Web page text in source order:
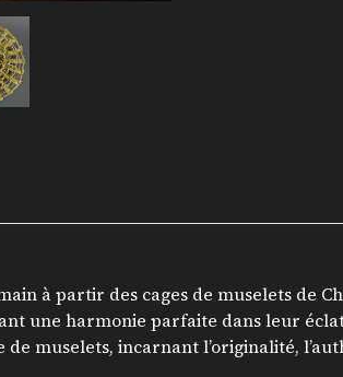
B
g
à partir des cages de muselets de
une harmonie parfaite dans leur
muselets, incarnant l’originalité,